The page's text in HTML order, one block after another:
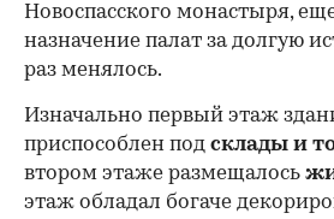
Новоспасского монастыря,
назначение палат за долгую
раз менялось.
Изначально первый этаж
приспособлен под склады и
втором этаже размещалось
этаж обладал богаче